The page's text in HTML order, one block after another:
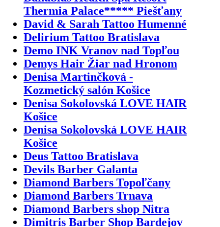
Thermia Palace***** Piešťany
David & Sarah Tattoo Humenné
Delirium Tattoo Bratislava
Demo INK Vranov nad Topľou
Demys Hair Žiar nad Hronom
Denisa Martinčková -
Kozmetický salón Košice
Denisa Sokolovská LOVE HAIR
Košice
Denisa Sokolovská LOVE HAIR
Košice
Deus Tattoo Bratislava
Devils Barber Galanta
Diamond Barbers Topoľčany
Diamond Barbers Trnava
Diamond Barbers shop Nitra
Dimitris Barber Shop Bardejov